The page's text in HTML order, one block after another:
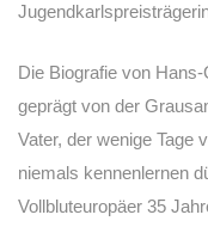
Die Biografie von
geprägt von der
Vater, der wenige Tage
niemals kennenlernen
Vollbluteuropäer 35